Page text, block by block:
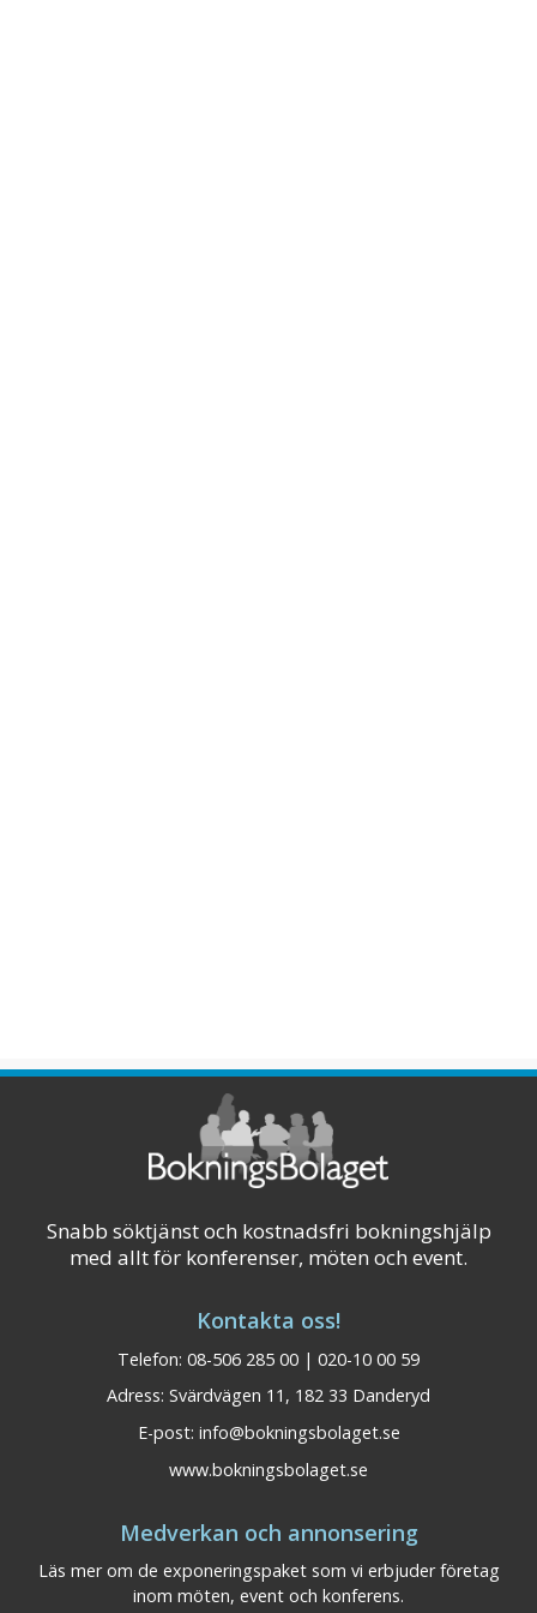
Snabb söktjänst och kostnadsfri bokningshjälp
med allt för konferenser, möten och event.
Kontakta oss!
Telefon: 08-506 285 00 | 020-10 00 59
Adress: Svärdvägen 11, 182 33 Danderyd
E-post: info@bokningsbolaget.se
www.bokningsbolaget.se
Medverkan och annonsering
Läs mer om de exponeringspaket som vi erbjuder företag
inom möten, event och konferens.